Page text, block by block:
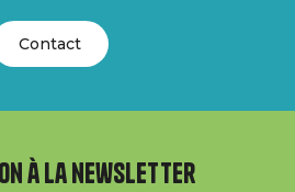
Contact
à la newsletter